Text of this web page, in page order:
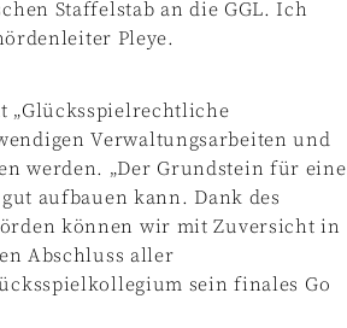
Staffelstab an die GGL. Ich
Pleye.
„Glücksspielrechtliche
Verwaltungsarbeiten und
werden. „Der Grundstein für eine
aufbauen kann. Dank des
können wir mit Zuversicht in
Abschluss aller
sein finales Go